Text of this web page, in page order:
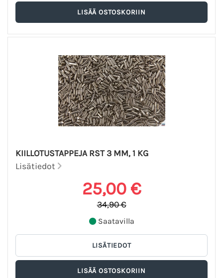
KIILLOTUSTAPPEJA RST 3 MM, 1 KG
Lisätiedot
25,00 €
34,90 €
Saatavilla